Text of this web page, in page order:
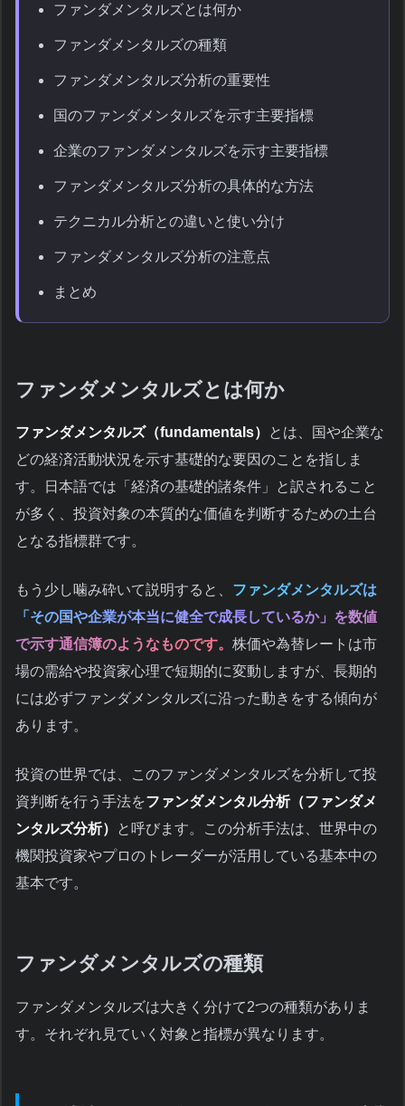
ファンダメンタルズとは何か
ファンダメンタルズの種類
ファンダメンタルズ分析の重要性
国のファンダメンタルズを示す主要指標
企業のファンダメンタルズを示す主要指標
ファンダメンタルズ分析の具体的な方法
テクニカル分析との違いと使い分け
ファンダメンタルズ分析の注意点
まとめ
ファンダメンタルズとは何か
ファンダメンタルズ（fundamentals）
とは、国や企業な
どの経済活動状況を示す基礎的な要因のことを指しま
す。日本語では「経済の基礎的諸条件」と訳されること
が多く、投資対象の本質的な価値を判断するための土台
となる指標群です。
もう少し噛み砕いて説明すると、 ファンダメンタルズは
「その国や企業が本当に健全で成長しているか」を数値
で示す通信簿のようなものです。 株価や為替レートは市
場の需給や投資家心理で短期的に変動しますが、長期的
には必ずファンダメンタルズに沿った動きをする傾向が
あります。
投資の世界では、このファンダメンタルズを分析して投
資判断を行う手法をファンダメンタル分析（ファンダメ
ンタルズ分析）
と呼びます。この分析手法は、世界中の
機関投資家やプロのトレーダーが活用している基本中の
基本です。
ファンダメンタルズの種類
ファンダメンタルズは大きく分けて2つの種類がありま
す。それぞれ見ていく対象と指標が異なります。